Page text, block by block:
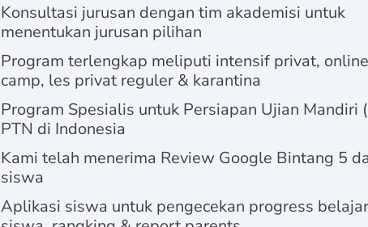
Konsultasi jurusan dengan tim akademisi untuk
menentukan jurusan pilihan
Program terlengkap meliputi intensif privat, online
camp, les privat reguler & karantina
Program Spesialis untuk Persiapan Ujian Mandiri
PTN di Indonesia
Kami telah menerima Review Google Bintang 5
siswa
Aplikasi siswa untuk pengecekan progress belajar